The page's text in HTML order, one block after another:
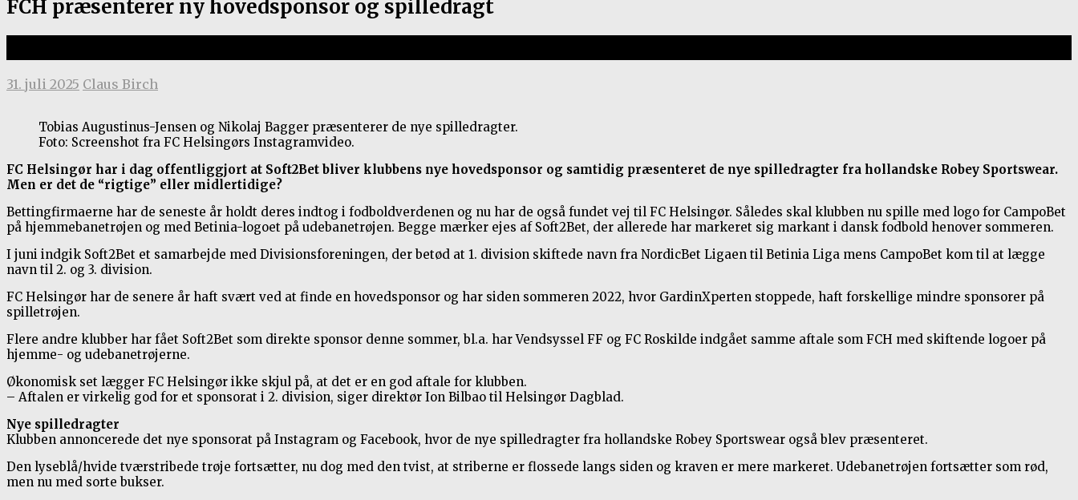
FCH præsenterer ny hovedsponsor og spilledragt
31. juli 2025 Claus Birch
Tobias Augustinus-Jensen og Nikolaj Bagger præsenterer de nye spilledragter.
Foto: Screenshot fra FC Helsingørs Instagramvideo.
FC Helsingør har i dag offentliggjort at Soft2Bet bliver klubbens nye hovedsponsor og samtidig præsenteret de nye spilledragter fra hollandske Robey Sportswear.
Men er det de “rigtige” eller midlertidige?
Bettingfirmaerne har de seneste år holdt deres indtog i fodboldverdenen og nu har de også fundet vej til FC Helsingør. Således skal klubben nu spille med logo for CampoBet
på hjemmebanetrøjen og med Betinia-logoet på udebanetrøjen. Begge mærker ejes af Soft2Bet, der allerede har markeret sig markant i dansk fodbold henover sommeren.
I juni indgik Soft2Bet et samarbejde med Divisionsforeningen, der betød at 1. division skiftede navn fra NordicBet Ligaen til Betinia Liga mens CampoBet kom til at lægge
navn til 2. og 3. division.
FC Helsingør har de senere år haft svært ved at finde en hovedsponsor og har siden sommeren 2022, hvor GardinXperten stoppede, haft forskellige mindre sponsorer på
spilletrøjen.
Flere andre klubber har fået Soft2Bet som direkte sponsor denne sommer, bl.a. har Vendsyssel FF og FC Roskilde indgået samme aftale som FCH med skiftende logoer på
hjemme- og udebanetrøjerne.
Økonomisk set lægger FC Helsingør ikke skjul på, at det er en god aftale for klubben.
– Aftalen er virkelig god for et sponsorat i 2. division, siger direktør Ion Bilbao til Helsingør Dagblad.
Nye spilledragter
Klubben annoncerede det nye sponsorat på Instagram og Facebook, hvor de nye spilledragter fra hollandske Robey Sportswear også blev præsenteret.
Den lyseblå/hvide tværstribede trøje fortsætter, nu dog med den tvist, at striberne er flossede langs siden og kraven er mere markeret. Udebanetrøjen fortsætter som rød,
men nu med sorte bukser.